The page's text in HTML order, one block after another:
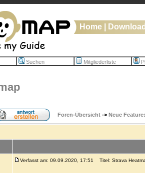
Home
Suchen Mitgliederliste
Foren-Übersicht -> Neue
Verfasst am: 09.09.2020, 17:51 Titel: Strava